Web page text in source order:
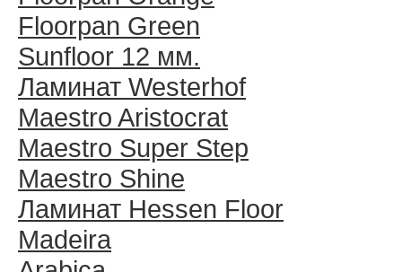
Floorpan Green
Sunfloor 12 мм.
Ламинат Westerhof
Maestro Aristocrat
Maestro Super Step
Maestro Shine
Ламинат Hessen Floor
Madeira